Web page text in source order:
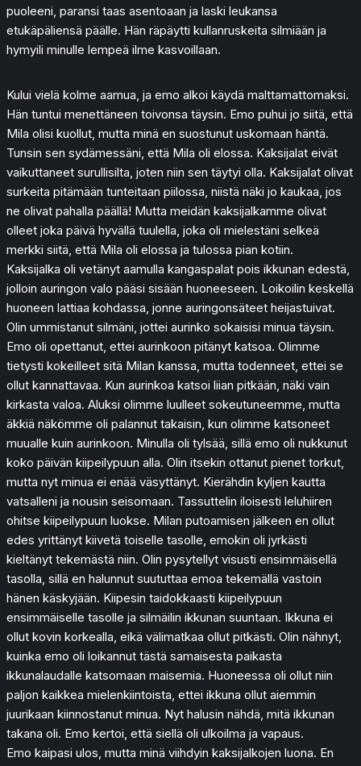
puoleeni, paransi taas asentoaan ja laski leukansa
etukäpäliensä päälle. Hän räpäytti kullanruskeita silmiään ja
hymyili minulle lempeä ilme kasvoillaan.
Kului vielä kolme aamua, ja emo alkoi käydä malttamattomaksi.
Hän tuntui menettäneen toivonsa täysin. Emo puhui jo siitä, että
Mila olisi kuollut, mutta minä en suostunut uskomaan häntä.
Tunsin sen sydämessäni, että Mila oli elossa. Kaksijalat eivät
vaikuttaneet surullisilta, joten niin sen täytyi olla. Kaksijalat olivat
surkeita pitämään tunteitaan piilossa, niistä näki jo kaukaa, jos
ne olivat pahalla päällä! Mutta meidän kaksijalkamme olivat
olleet joka päivä hyvällä tuulella, joka oli mielestäni selkeä
merkki siitä, että Mila oli elossa ja tulossa pian kotiin.
Kaksijalka oli vetänyt aamulla kangaspalat pois ikkunan edestä,
jolloin auringon valo pääsi sisään huoneeseen. Loikoilin keskellä
huoneen lattiaa kohdassa, jonne auringonsäteet heijastuivat.
Olin ummistanut silmäni, jottei aurinko sokaisisi minua täysin.
Emo oli opettanut, ettei aurinkoon pitänyt katsoa. Olimme
tietysti kokeilleet sitä Milan kanssa, mutta todenneet, ettei se
ollut kannattavaa. Kun aurinkoa katsoi liian pitkään, näki vain
kirkasta valoa. Aluksi olimme luulleet sokeutuneemme, mutta
äkkiä näkömme oli palannut takaisin, kun olimme katsoneet
muualle kuin aurinkoon. Minulla oli tylsää, sillä emo oli nukkunut
koko päivän kiipeilypuun alla. Olin itsekin ottanut pienet torkut,
mutta nyt minua ei enää väsyttänyt. Kierähdin kyljen kautta
vatsalleni ja nousin seisomaan. Tassuttelin iloisesti leluhiiren
ohitse kiipeilypuun luokse. Milan putoamisen jälkeen en ollut
edes yrittänyt kiivetä toiselle tasolle, emokin oli jyrkästi
kieltänyt tekemästä niin. Olin pysytellyt visusti ensimmäisellä
tasolla, sillä en halunnut suututtaa emoa tekemällä vastoin
hänen käskyjään. Kiipesin taidokkaasti kiipeilypuun
ensimmäiselle tasolle ja silmäilin ikkunan suuntaan. Ikkuna ei
ollut kovin korkealla, eikä välimatkaa ollut pitkästi. Olin nähnyt,
kuinka emo oli loikannut tästä samaisesta paikasta
ikkunalaudalle katsomaan maisemia. Huoneessa oli ollut niin
paljon kaikkea mielenkiintoista, ettei ikkuna ollut aiemmin
juurikaan kiinnostanut minua. Nyt halusin nähdä, mitä ikkunan
takana oli. Emo kertoi, että siellä oli ulkoilma ja vapaus.
Emo kaipasi ulos, mutta minä viihdyin kaksijalkojen luona. En